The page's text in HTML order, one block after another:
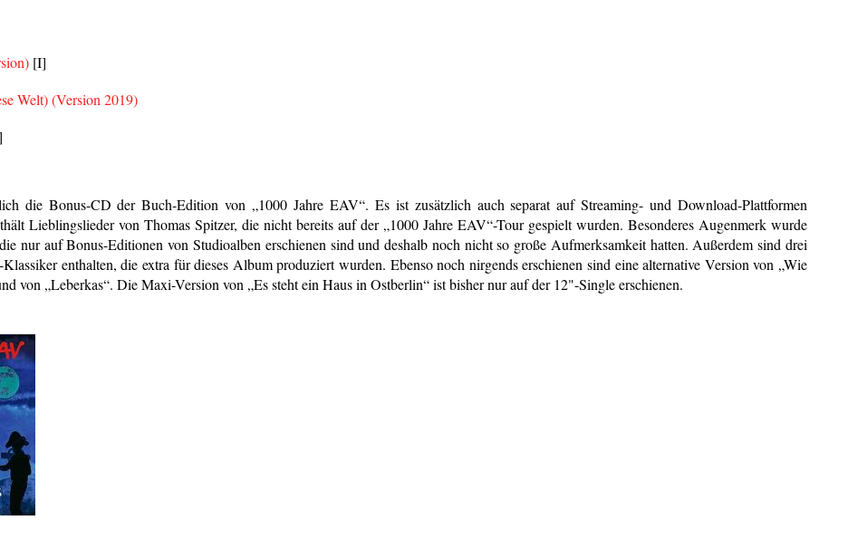
[I]
Welt) (Version 2019)
die Bonus-CD der Buch-Edition von „1000 Jahre EAV“. Es ist zusätzlich auch separat auf Streaming- und Download-Plattformen
Lieblingslieder von Thomas Spitzer, die nicht bereits auf der „1000 Jahre EAV“-Tour gespielt wurden. Besonderes Augenmerk wurde
nur auf Bonus-Editionen von Studioalben erschienen sind und deshalb noch nicht so große Aufmerksamkeit hatten. Außerdem sind drei
enthalten, die extra für dieses Album produziert wurden. Ebenso noch nirgends erschienen sind eine alternative Version von „Wie
von „Leberkas“. Die Maxi-Version von „Es steht ein Haus in Ostberlin“ ist bisher nur auf der 12"-Single erschienen.